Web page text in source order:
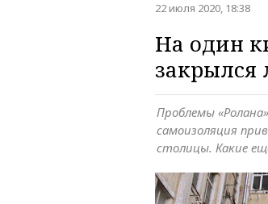
22 июля 2020, 18:38
На один
закрылся
Проблемы
самоизоляция
столицы. Какие